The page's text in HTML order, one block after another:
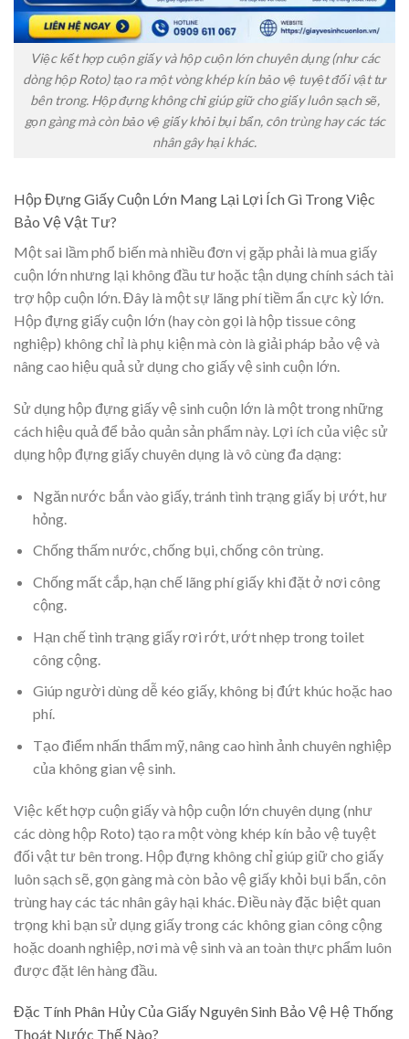
Việc kết hợp cuộn giấy và hộp cuộn lớn chuyên dụng (như các
dòng hộp Roto) tạo ra một vòng khép kín bảo vệ tuyệt đối vật tư
bên trong. Hộp đựng không chỉ giúp giữ cho giấy luôn sạch sẽ,
gọn gàng mà còn bảo vệ giấy khỏi bụi bẩn, côn trùng hay các tác
nhân gây hại khác.
Hộp Đựng Giấy Cuộn Lớn Mang Lại Lợi Ích Gì Trong Việc
Bảo Vệ Vật Tư?
Một sai lầm phổ biến mà nhiều đơn vị gặp phải là mua giấy
cuộn lớn nhưng lại không đầu tư hoặc tận dụng chính sách tài
trợ hộp cuộn lớn. Đây là một sự lãng phí tiềm ẩn cực kỳ lớn.
Hộp đựng giấy cuộn lớn (hay còn gọi là hộp tissue công
nghiệp) không chỉ là phụ kiện mà còn là giải pháp bảo vệ và
nâng cao hiệu quả sử dụng cho giấy vệ sinh cuộn lớn.
Sử dụng hộp đựng giấy vệ sinh cuộn lớn là một trong những
cách hiệu quả để bảo quản sản phẩm này. Lợi ích của việc sử
dụng hộp đựng giấy chuyên dụng là vô cùng đa dạng:
Ngăn nước bắn vào giấy, tránh tình trạng giấy bị ướt, hư
hỏng.
Chống thấm nước, chống bụi, chống côn trùng.
Chống mất cắp, hạn chế lãng phí giấy khi đặt ở nơi công
cộng.
Hạn chế tình trạng giấy rơi rớt, ướt nhẹp trong toilet
công cộng.
Giúp người dùng dễ kéo giấy, không bị đứt khúc hoặc hao
phí.
Tạo điểm nhấn thẩm mỹ, nâng cao hình ảnh chuyên nghiệp
của không gian vệ sinh.
Việc kết hợp cuộn giấy và hộp cuộn lớn chuyên dụng (như
các dòng hộp Roto) tạo ra một vòng khép kín bảo vệ tuyệt
đối vật tư bên trong. Hộp đựng không chỉ giúp giữ cho giấy
luôn sạch sẽ, gọn gàng mà còn bảo vệ giấy khỏi bụi bẩn, côn
trùng hay các tác nhân gây hại khác. Điều này đặc biệt quan
trọng khi bạn sử dụng giấy trong các không gian công cộng
hoặc doanh nghiệp, nơi mà vệ sinh và an toàn thực phẩm luôn
được đặt lên hàng đầu.
Đặc Tính Phân Hủy Của Giấy Nguyên Sinh Bảo Vệ Hệ Thống
Thoát Nước Thế Nào?